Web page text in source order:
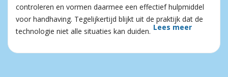
controleren en vormen daarmee een effectief hulpmiddel
voor handhaving. Tegelijkertijd blijkt uit de praktijk dat de
technologie niet alle situaties kan duiden. Lees meer